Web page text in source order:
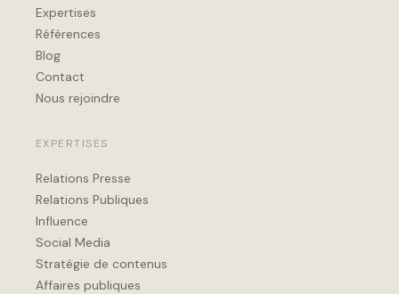
Expertises
Références
Blog
Contact
Nous rejoindre
EXPERTISES
Relations Presse
Relations Publiques
Influence
Social Media
Stratégie de contenus
Affaires publiques